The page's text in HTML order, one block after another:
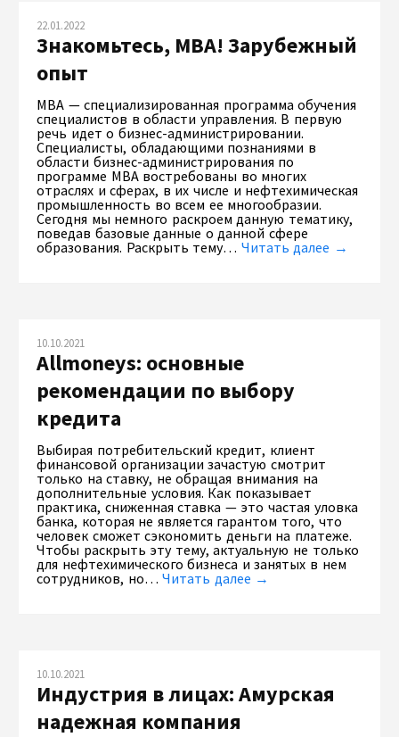
22.01.2022
Знакомьтесь, MBA! Зарубежный
опыт
MBA — специализированная программа обучения
специалистов в области управления. В первую
речь идет о бизнес-администрировании.
Специалисты, обладающими познаниями в
области бизнес-администрирования по
программе MBA востребованы во многих
отраслях и сферах, в их числе и нефтехимическая
промышленность во всем ее многообразии.
Сегодня мы немного раскроем данную тематику,
поведав базовые данные о данной сфере
образования. Раскрыть тему… Читать далее →
10.10.2021
Allmoneys: основные
рекомендации по выбору
кредита
Выбирая потребительский кредит, клиент
финансовой организации зачастую смотрит
только на ставку, не обращая внимания на
дополнительные условия. Как показывает
практика, сниженная ставка — это частая уловка
банка, которая не является гарантом того, что
человек сможет сэкономить деньги на платеже.
Чтобы раскрыть эту тему, актуальную не только
для нефтехимического бизнеса и занятых в нем
сотрудников, но…Читать далее →
10.10.2021
Индустрия в лицах: Амурская
надежная компания